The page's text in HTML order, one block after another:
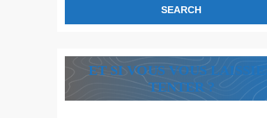
ET SI VOUS VOUS LAISSIEZ
TENTER ?